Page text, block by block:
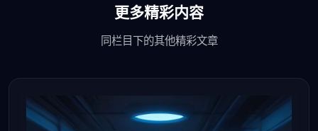
更多精彩内容
同栏目下的其他精彩文章